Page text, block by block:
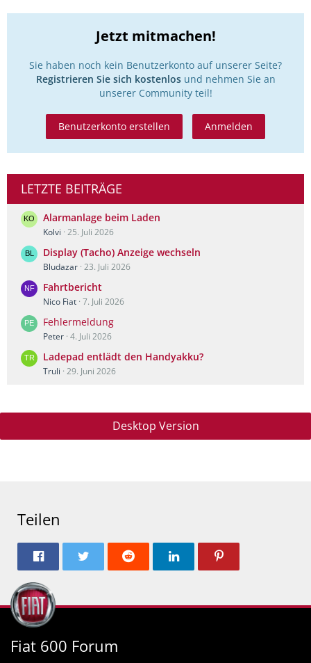
Jetzt mitmachen!
Sie haben noch kein Benutzerkonto auf unserer Seite?
Registrieren Sie sich kostenlosund nehmen Sie an
unserer Community teil!
Benutzerkonto erstellen Anmelden
LETZTE BEITRÄGE
Alarmanlage beim Laden
Kolvi 25. Juli 2026
Display (Tacho) Anzeige wechseln
Bludazar 23. Juli 2026
Fahrtbericht
Nico Fiat 7. Juli 2026
Fehlermeldung
Peter 4. Juli 2026
Ladepad entlädt den Handyakku?
Truli 29. Juni 2026
Desktop Version
Teilen
Fiat 600 Forum